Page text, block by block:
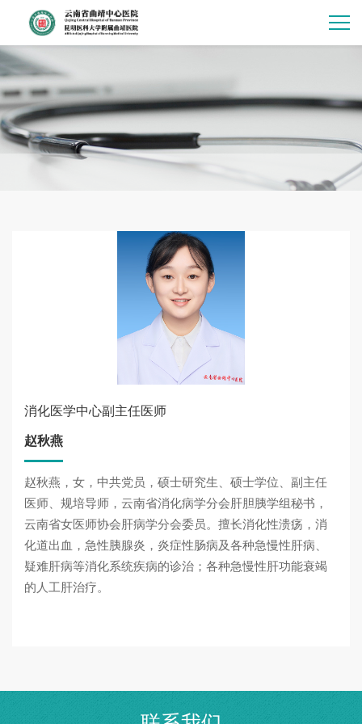
消化医学中心副主任医师
赵秋燕
赵秋燕，女，中共党员，硕士研究生、硕士学位、副主任
医师、规培导师，云南省消化病学分会肝胆胰学组秘书，
云南省女医师协会肝病学分会委员。擅长消化性溃疡，消
化道出血，急性胰腺炎，炎症性肠病及各种急慢性肝病、
疑难肝病等消化系统疾病的诊治；各种急慢性肝功能衰竭
的人工肝治疗。